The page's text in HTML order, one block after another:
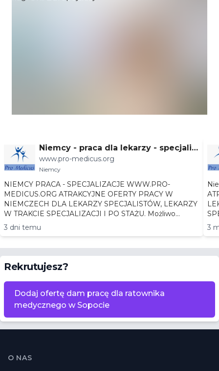
Niemcy - praca dla lekarzy - specjaliz
acje
www.pro-medicus.org
Niemcy
NIEMCY PRACA - SPECJALIZACJE WWW.PRO-
MEDICUS.ORG ATRAKCYJNE OFERTY PRACY W
NIEMCZECH DLA LEKARZY SPECJALISTÓW, LEKARZY
W TRAKCIE SPECJALIZACJI I PO STAŻU. Możliwo...
3 dni temu
3
Rekrutujesz?
Dodaj ofertę dam pracę dla ratownika
medycznego w Sopocie
Stopka
O NAS